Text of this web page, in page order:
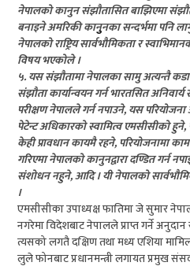
नेपालको कानुन संझौतासित बाझिएमा
बनाइने अमरिकी कानुुनका सन्दर्भमा पनि
नेपालको राष्ट्रिय सार्वभौमिकता र
विषय भएकोले ।
५. यस संझौतामा नेपालका सामु अत्यन्तै
संझौता कार्यान्वयन गर्न भारतसित
परीक्षण नेपालले गर्न नपाउने, यस
पेटेन्ट अधिकारको स्वामित्व एमसीसीको
केही प्रावधान कायमै रहने, परियोजनामा काम
गरिएमा नेपालको कानुनद्वारा दण्डित गर्न
संशोधन नहुने, आदि । यी नेपालको
।
एमसीसीका उपाध्यक्ष फातिमा जे सुमार
नगरेमा विदेशबाट नेपालले प्राप्त गर्ने
त्यसको लगतै दक्षिण तथा मध्य एशिया
लुले फोनबाट प्रधानमन्त्री लगायत प्रमुख